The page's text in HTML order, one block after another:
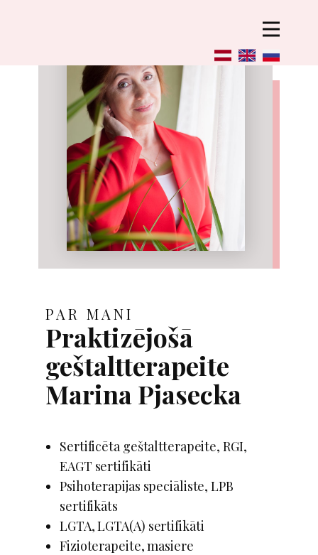
PAR MANI​
Praktizējošā
geštaltterapeite
Marina Pjaseсka
​​Sertificēta geštaltterapeite, RGI,
EAGT sertifikāti
Psihoterapijas speciāliste, LPB
sertifikāts
LGTA, LGTA(A) sertifikāti
Fizioterapeite, masiere